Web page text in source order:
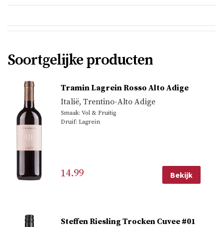
Soortgelijke producten
Tramin Lagrein Rosso Alto Adige
Italië, Trentino-Alto Adige
Smaak: Vol & Fruitig
Druif: Lagrein
14.99 Bekijk
Steffen Riesling Trocken Cuvee #01